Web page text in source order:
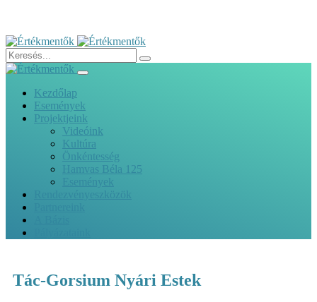
Kezdőlap
Események
Projektjeink
Videóink
Kultúra
Önkéntesség
Hamvas Béla 125
Események
Rendezvényeszközök
Tác-Gorsium Nyári Estek